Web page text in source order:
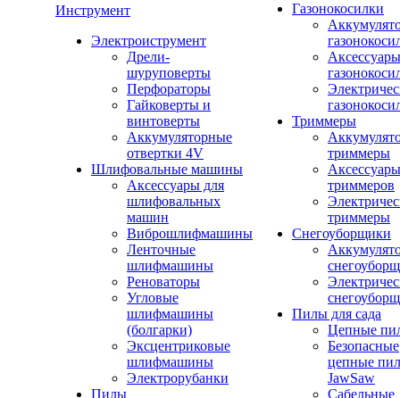
Инструмент
Электроиструмент
Дрели-
шуруповерты
Перфораторы
Гайковерты и
винтоверты
Аккумуляторные
отвертки 4V
Шлифовальные машины
Аксессуары для
шлифовальных
машин
Виброшлифмашины
Ленточные
шлифмашины
Реноваторы
Угловые
шлифмашины
(болгарки)
Эксцентриковые
шлифмашины
Электрорубанки
Пилы
Газонокосилки
Триммеры
триммеры
триммеров
триммеры
Снегоуборщики
Пилы для сада
Цепные
Безопасные
цепные
JawSaw
Сабельные